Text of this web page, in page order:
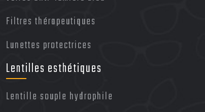
Filtres thérapeutiques
Lunettes protectrices
Lentilles esthétiques
Lentille souple hydrophile